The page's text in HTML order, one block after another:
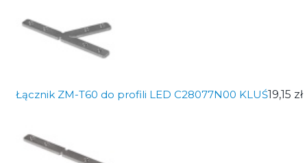
Łącznik ZM-T60 do profili LED C28077N00 KLUŚ19,15 zł